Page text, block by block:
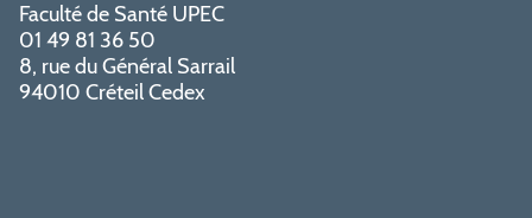
Faculté de Santé UPEC
01 49 81 36 50
8, rue du Général Sarrail
94010 Créteil Cedex